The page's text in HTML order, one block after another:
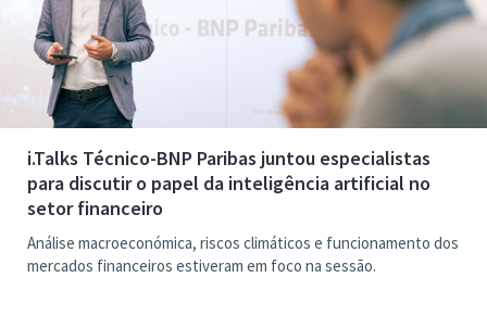
i.Talks Técnico-BNP Paribas juntou especialistas
para discutir o papel da inteligência artificial no
setor financeiro
Análise macroeconómica, riscos climáticos e funcionamento dos
mercados financeiros estiveram em foco na sessão.